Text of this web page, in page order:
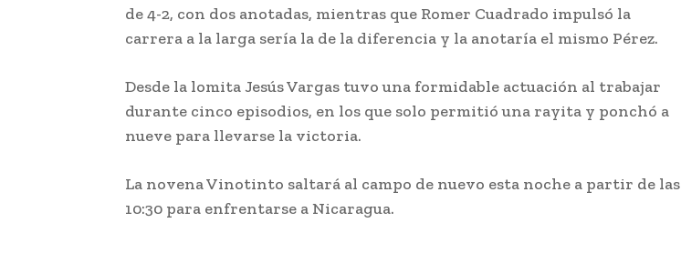
de 4-2, con dos anotadas, mientras que Romer Cuadrado impulsó la
carrera a la larga sería la de la diferencia y la anotaría el mismo Pérez.
Desde la lomita Jesús Vargas tuvo una formidable actuación al trabajar
durante cinco episodios, en los que solo permitió una rayita y ponchó a
nueve para llevarse la victoria.
La novena Vinotinto saltará al campo de nuevo esta noche a partir de las
10:30 para enfrentarse a Nicaragua.